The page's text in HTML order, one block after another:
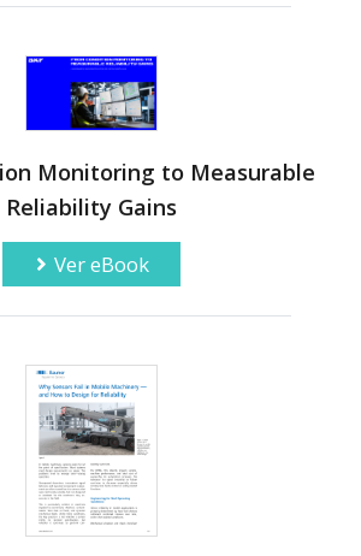
Monitoring to Measurable
Reliability Gains
Ver eBook